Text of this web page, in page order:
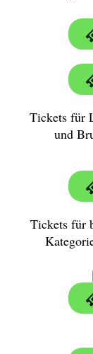
Tickets für
und
Tickets für